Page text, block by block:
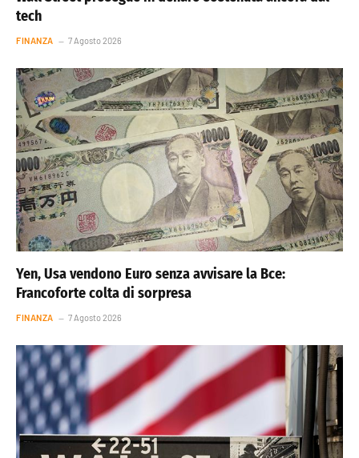
tech
FINANZA 7 Agosto 2026
Yen, Usa vendono Euro senza avvisare la Bce:
Francoforte colta di sorpresa
FINANZA 7 Agosto 2026